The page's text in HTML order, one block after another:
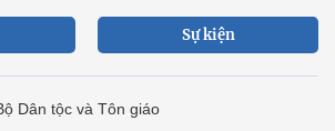
Sự kiện
Dân tộc và Tôn giáo